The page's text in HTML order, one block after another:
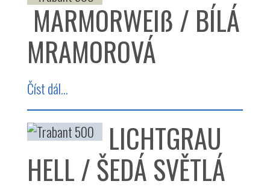
MARMORWEIß / BÍLÁ
MRAMOROVÁ
Číst dál...
LICHTGRAU
HELL / ŠEDÁ SVĚTLÁ